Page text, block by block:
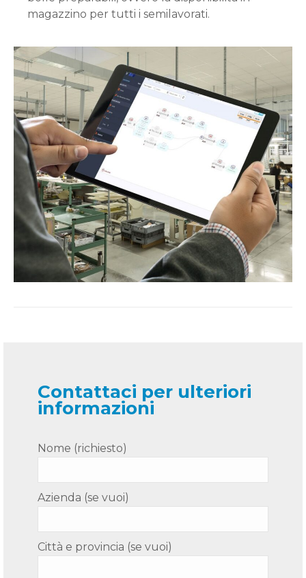
magazzino per tutti i semilavorati.
Contattaci per ulteriori
informazioni
Nome (richiesto)
Azienda (se vuoi)
Città e provincia (se vuoi)